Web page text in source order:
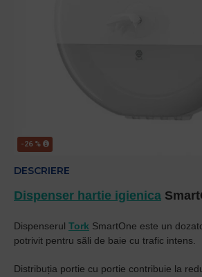
-26 %
DESCRIERE
Dispenser hartie igienica
Dispenserul Tork SmartOne este un
potrivit pentru săli de baie cu trafic intens.
Distribuția portie cu portie contribuie la